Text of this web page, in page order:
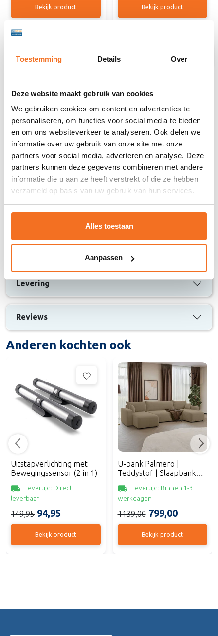
Toestemming Details Over
Deze website maakt gebruik van cookies
We gebruiken cookies om content en advertenties te
personaliseren, om functies voor social media te bieden
en om ons websiteverkeer te analyseren. Ook delen we
informatie over uw gebruik van onze site met onze
partners voor social media, adverteren en analyse. Deze
partners kunnen deze gegevens combineren met andere
informatie die u aan ze heeft verstrekt of die ze hebben
verzameld op basis van uw gebruik van hun services.
Alles toestaan
Aanpassen
Bekijk product Bekijk product
Beschrijving
dekbed van zuivere witten ganzendons. De hoge
warmteklasse zorgt voor een behaaglijke warmte, die
geleidelijk verdeeld wordt over het gehele dekbed.
Dit dekbed past zich snel aan
Uwlichaamstemperatuur aan en ventileert uitstekend.
U bent verzekerd van een heerlijk slaapcomfort
gedurende ieder seizoen!
Hoes: 100% Perkal katoen
Vulling: 90% Ganzendons + 10% ganzenveren
Vulgewicht: 110 + 180 gram/m2
Wasbaar op 40 graden
Levering
Reviews
Anderen kochten ook
Uitstapverlichting met
Bewegingssensor (2 in 1)
Levertijd: Direct
leverbaar
94,95
149,95
Bekijk product
U-bank Palmero |
Teddystof | Slaapbank
Levertijd: Binnen 1-3
werkdagen
799,00
1139,00
Bekijk product